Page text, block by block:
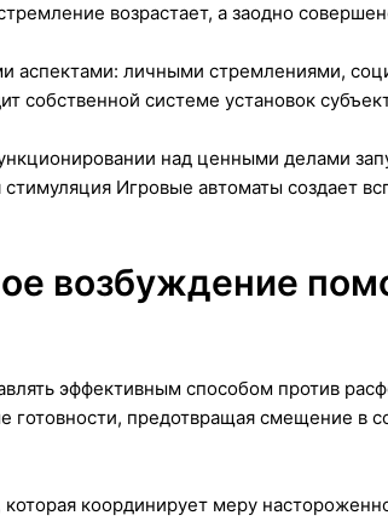
возрастает, а заодно
аспектами: личными стремлениями,
системе установок
над ценными делами
Игровые автоматы создает
возбуждение
эффективным способом против
предотвращая смещение в
координирует меру